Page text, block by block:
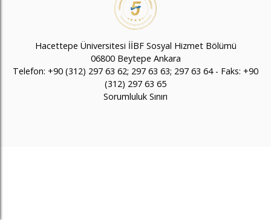
Hacettepe Üniversitesi İİBF Sosyal Hizmet Bölümü
06800 Beytepe Ankara
Telefon: +90 (312) 297 63 62; 297 63 63; 297 63 64 - Faks: +90
(312) 297 63 65
Sorumluluk Sınırı